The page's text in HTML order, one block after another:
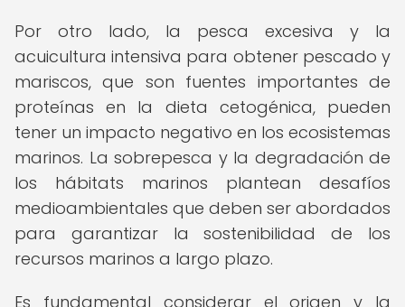
Por otro lado, la pesca excesiva y la
acuicultura intensiva para obtener pescado y
mariscos, que son fuentes importantes de
proteínas en la dieta cetogénica, pueden
tener un impacto negativo en los ecosistemas
marinos. La sobrepesca y la degradación de
los hábitats marinos plantean desafíos
medioambientales que deben ser abordados
para garantizar la sostenibilidad de los
recursos marinos a largo plazo.
Es fundamental considerar el origen y la